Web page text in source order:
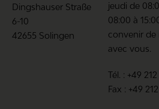
Dingshauser Straße
6-10
42655 Solingen
jeudi de
08:00 à
convenir de
avec vous.
Tél. : +49
Fax : +49